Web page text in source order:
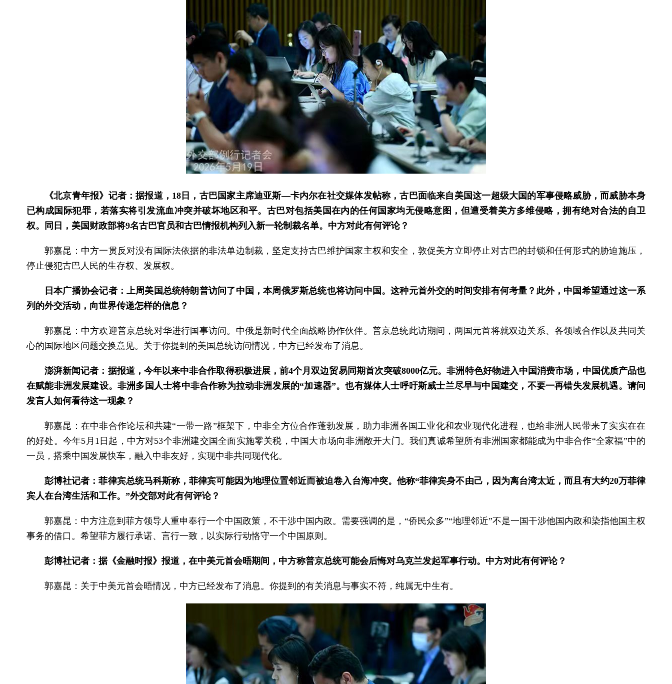
《北京青年报》记者：据报道，18日，古巴国家主席迪亚斯—卡内尔在社交媒体发帖称，古巴面临来自美国这一超级大国的军事侵略威胁，而威胁本身
已构成国际犯罪，若落实将引发流血冲突并破坏地区和平。古巴对包括美国在内的任何国家均无侵略意图，但遭受着美方多维侵略，拥有绝对合法的自卫
权。同日，美国财政部将9名古巴官员和古巴情报机构列入新一轮制裁名单。中方对此有何评论？
郭嘉昆：中方一贯反对没有国际法依据的非法单边制裁，坚定支持古巴维护国家主权和安全，敦促美方立即停止对古巴的封锁和任何形式的胁迫施压，
停止侵犯古巴人民的生存权、发展权。
日本广播协会记者：上周美国总统特朗普访问了中国，本周俄罗斯总统也将访问中国。这种元首外交的时间安排有何考量？此外，中国希望通过这一系
列的外交活动，向世界传递怎样的信息？
郭嘉昆：中方欢迎普京总统对华进行国事访问。中俄是新时代全面战略协作伙伴。普京总统此访期间，两国元首将就双边关系、各领域合作以及共同关
心的国际地区问题交换意见。关于你提到的美国总统访问情况，中方已经发布了消息。
澎湃新闻记者：据报道，今年以来中非合作取得积极进展，前4个月双边贸易同期首次突破8000亿元。非洲特色好物进入中国消费市场，中国优质产品也
在赋能非洲发展建设。非洲多国人士将中非合作称为拉动非洲发展的“加速器”。也有媒体人士呼吁斯威士兰尽早与中国建交，不要一再错失发展机遇。请问
发言人如何看待这一现象？
郭嘉昆：在中非合作论坛和共建“一带一路”框架下，中非全方位合作蓬勃发展，助力非洲各国工业化和农业现代化进程，也给非洲人民带来了实实在在
的好处。今年5月1日起，中方对53个非洲建交国全面实施零关税，中国大市场向非洲敞开大门。我们真诚希望所有非洲国家都能成为中非合作“全家福”中的
一员，搭乘中国发展快车，融入中非友好，实现中非共同现代化。
彭博社记者：菲律宾总统马科斯称，菲律宾可能因为地理位置邻近而被迫卷入台海冲突。他称“菲律宾身不由己，因为离台湾太近，而且有大约20万菲律
宾人在台湾生活和工作。”外交部对此有何评论？
郭嘉昆：中方注意到菲方领导人重申奉行一个中国政策，不干涉中国内政。需要强调的是，“侨民众多”“地理邻近”不是一国干涉他国内政和染指他国主权
事务的借口。希望菲方履行承诺、言行一致，以实际行动恪守一个中国原则。
彭博社记者：据《金融时报》报道，在中美元首会晤期间，中方称普京总统可能会后悔对乌克兰发起军事行动。中方对此有何评论？
郭嘉昆：关于中美元首会晤情况，中方已经发布了消息。你提到的有关消息与事实不符，纯属无中生有。